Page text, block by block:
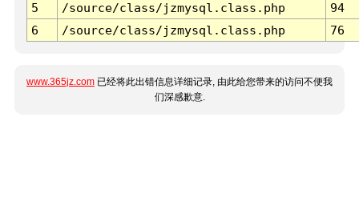
5
/source/class/jzmysql.class.php
94
6
/source/class/jzmysql.class.php 76
www.365jz.com 已经将此出错信息详细记录, 由此给您带来的访问不便我
们深感歉意.